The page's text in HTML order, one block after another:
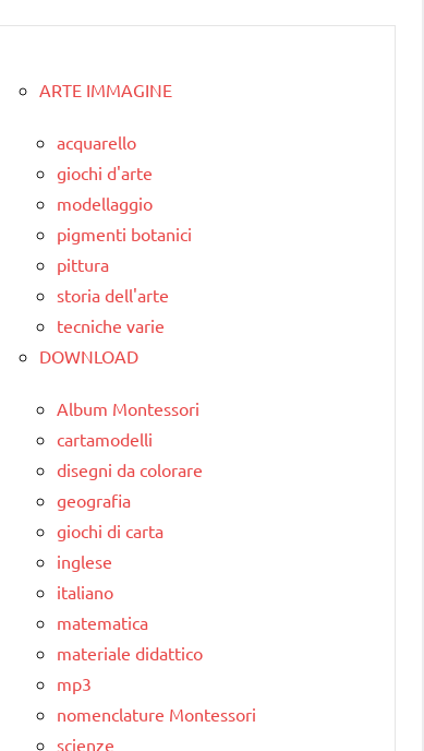
ARTE IMMAGINE
acquarello
giochi d'arte
modellaggio
pigmenti botanici
pittura
storia dell'arte
tecniche varie
DOWNLOAD
Album Montessori
cartamodelli
disegni da colorare
geografia
giochi di carta
inglese
italiano
matematica
materiale didattico
mp3
nomenclature Montessori
scienze